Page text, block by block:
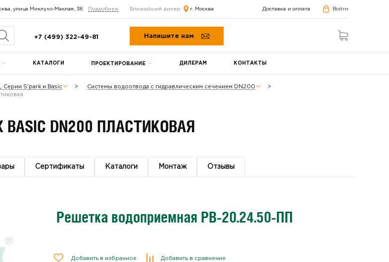
улица Миклухо-Маклая, 38 Подробнее Ближайший дилер: г. Москва Доставка и оплата Войти
+7 (499) 322-49-81 Напишите нам
КАТАЛОГИ ПРОЕКТИРОВАНИЕ ДИЛЕРАМ КОНТАКТЫ
Серии S'park и Basic
Системы водоотвода с гидравлическим сечением DN200
DN200 ПЛАСТИКОВАЯ
Сертификаты Каталоги Монтаж Отзывы
Решетка водоприемная РВ-20.24.50-ПП
Добавить в избранное Добавить в сравнение